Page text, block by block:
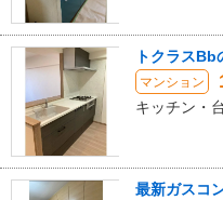
トクラスBb
マンション
キッチン・
最新ガスコ